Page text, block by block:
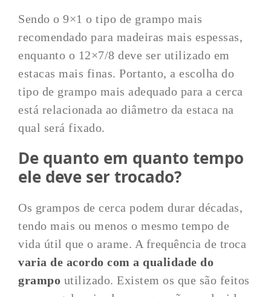
Sendo o 9×1 o tipo de grampo mais
recomendado para madeiras mais espessas,
enquanto o 12×7/8 deve ser utilizado em
estacas mais finas. Portanto, a escolha do
tipo de grampo mais adequado para a cerca
está relacionada ao diâmetro da estaca na
qual será fixado.
De quanto em quanto tempo
ele deve ser trocado?
Os grampos de cerca podem durar décadas,
tendo mais ou menos o mesmo tempo de
vida útil que o arame. A frequência de troca
varia de acordo com a qualidade do
grampo utilizado. Existem os que são feitos